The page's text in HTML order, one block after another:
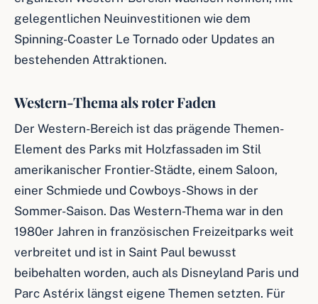
gelegentlichen Neuinvestitionen wie dem
Spinning-Coaster Le Tornado oder Updates an
bestehenden Attraktionen.
Western-Thema als roter Faden
Der Western-Bereich ist das prägende Themen-
Element des Parks mit Holzfassaden im Stil
amerikanischer Frontier-Städte, einem Saloon,
einer Schmiede und Cowboys-Shows in der
Sommer-Saison. Das Western-Thema war in den
1980er Jahren in französischen Freizeitparks weit
verbreitet und ist in Saint Paul bewusst
beibehalten worden, auch als Disneyland Paris und
Parc Astérix längst eigene Themen setzten. Für